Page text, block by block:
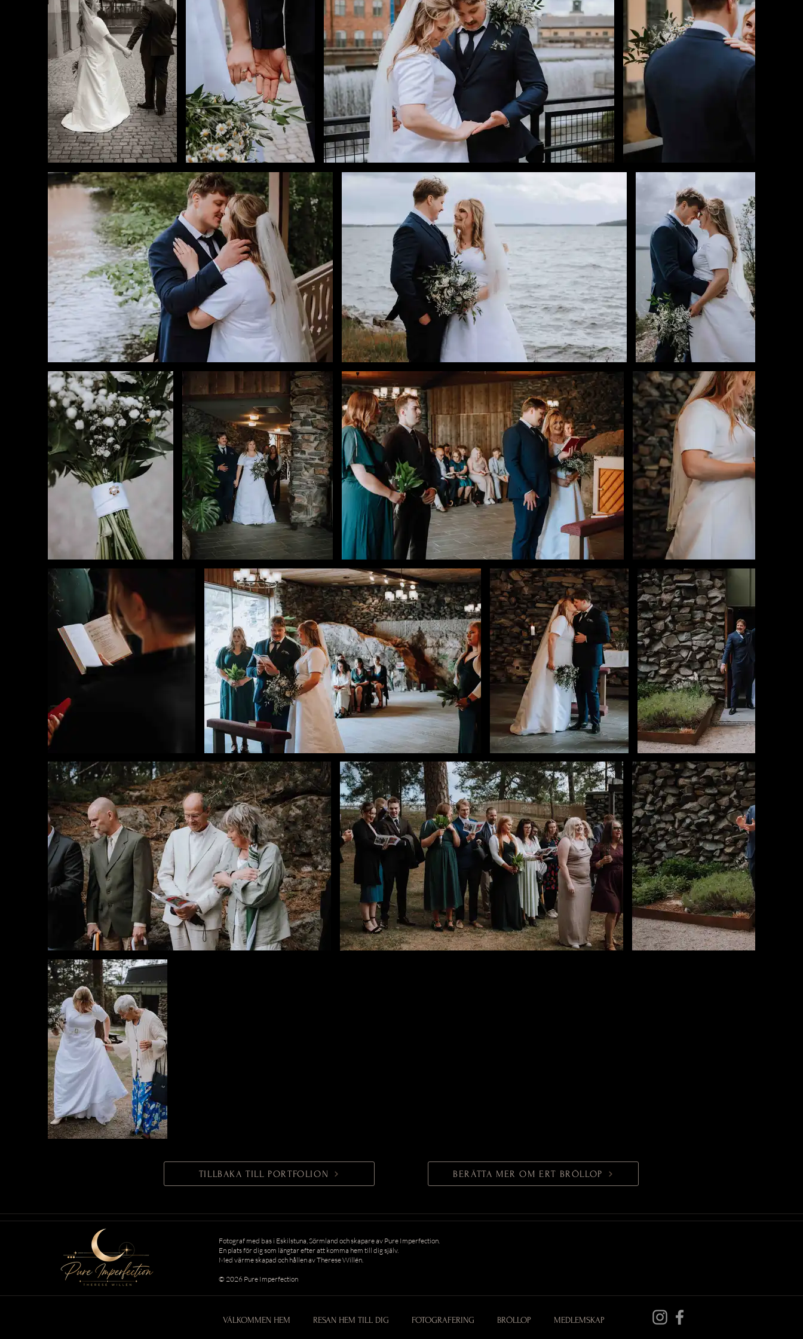
TILLBAKA TILL PORTFOLION BERÄTTA MER OM ERT BRÖLLOP
Fotograf med bas i Eskilstuna, Sörmland och skapare av Pure Imperfection.
En plats för dig som längtar efter att komma hem till dig själv.
Med värme skapad och hållen av Therese Willén.
© 2026 Pure Imperfection
VÄLKOMMEN HEM RESAN HEM TILL DIG FOTOGRAFERING BRÖLLOP MEDLEMSKAP